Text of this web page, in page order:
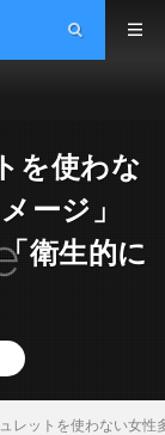
を使わな
メージ」
衛生的に
ュレットを使わない女